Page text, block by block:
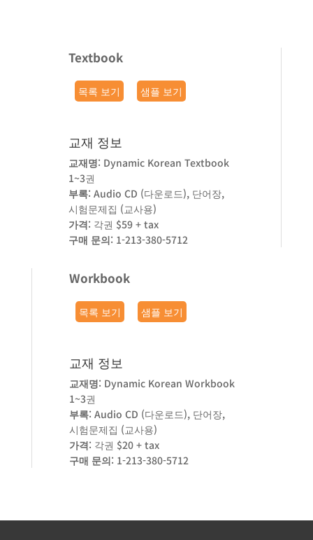
Textbook
목록 보기 샘플 보기
교재 정보
교재명: Dynamic Korean Textbook
1~3권
부록: Audio CD (다운로드), 단어장,
시험문제집 (교사용)
가격: 각권 $59 + tax
구매 문의: 1-213-380-5712
Workbook
목록 보기 샘플 보기
교재 정보
교재명: Dynamic Korean Workbook
1~3권
부록: Audio CD (다운로드), 단어장,
시험문제집 (교사용)
가격: 각권 $20 + tax
구매 문의: 1-213-380-5712